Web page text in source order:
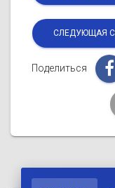
СЛЕДУЮЩАЯ
Поделиться